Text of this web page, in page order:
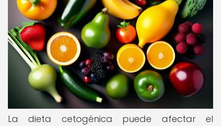
La dieta cetogénica puede afectar el